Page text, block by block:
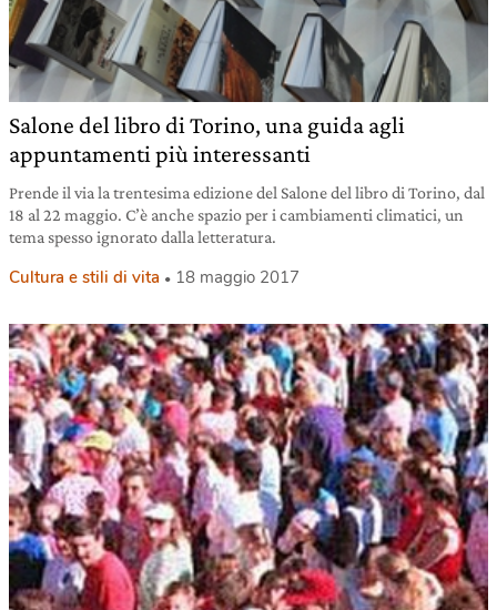
Salone del libro di Torino, una guida agli
appuntamenti più interessanti
Prende il via la trentesima edizione del Salone del libro di Torino, dal
18 al 22 maggio. C’è anche spazio per i cambiamenti climatici, un
tema spesso ignorato dalla letteratura.
Cultura e stili di vita 18 maggio 2017